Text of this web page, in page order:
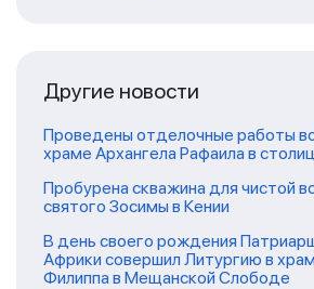
Другие новости
Проведены отделочные работы
храме Архангела Рафаила в
Пробурена скважина для чистой
святого Зосимы в Кении
В день своего рождения
Африки совершил Литургию в
Филиппа в Мещанской Слободе